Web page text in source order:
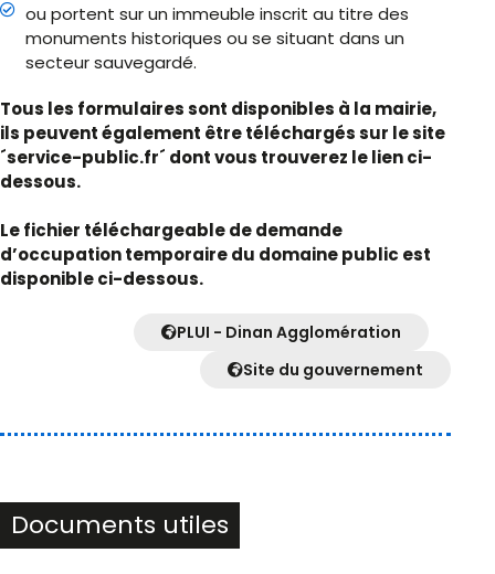
ou portent sur un immeuble inscrit au titre des
monuments historiques ou se situant dans un
secteur sauvegardé.
Tous les formulaires sont disponibles à la mairie,
ils peuvent également être téléchargés sur le site
´service-public.fr´ dont vous trouverez le lien ci-
dessous.
Le fichier téléchargeable de demande
d’occupation temporaire du domaine public est
disponible ci-dessous.
PLUI - Dinan Agglomération
Site du gouvernement
Documents utiles